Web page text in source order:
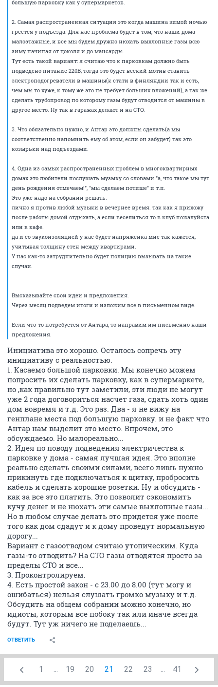
большую парковку как у супермаркетов.
2. Самая распространенная ситуация это когда машина зимой ночью
греется у подъезда. Для нас проблема будет в том, что наши дома
малоэтажные, и все мы будем дружно нюхать выхлопные газы всю
зиму начиная от цоколя и до мансарды.
Тут есть такой вариант: я считаю что к парковкам должно быть
подведено питание 220В, тогда это будет веский мотив ставить
электроподогреватели в машины(к стати в финляндии так и есть,
чем мы то хуже, к тому же это не требует больших вложений), а так же
сделать трубопровод по которому газы будут отводится от машины в
другое место. Ну так в гаражах делают и на СТО.
3. Что обязательно нужно, и Антар это должны сделать(а мы
соответственно напомнить ему об этом, если он забудет) так это
козырьки над подъездами.
4. Одна из самых распространенных проблем в многоквартирных
домах это любители послушать музыку со словами "а, что такое мы тут
день рождения отмечаем!", "мы сделаем потише" и т.п.
Это уже надо на собрании решать.
лично я против любой музыки в вечернее время. так как я прихожу
после работы домой отдыхать, а если веселиться то в клуб пожалуйста
или в кафе.
да и со звукоизоляцией у нас будет напряженка мне так кажется,
учитывая толщину стен между квартирами.
У нас как-то затруднительно будет полицию вызывать на такие
случаи.
Высказывайте свои идеи и предложения.
Через месяц подведем итоги и изложим все в письменном виде.
Если что-то потребуется от Антара, то направим им письменно наши
предложения.
Инициатива это хорошо. Осталось сопречь эту
инициативу с реальностью.
1. Касаемо большой парковки. Мы конечно можем
попросить их сделать парковку, как в супермаркете,
но ,как правильно тут заметили, эти люди не могут
уже 2 года договориться насчет газа, сдать хоть один
дом вовремя и т.д. Это раз. Два - я не вижу на
генплане места под большую парковку. и не факт что
Антар нам выделит это место. Впрочем, это
обсуждаемо. Но малореально...
2. Идея по поводу подведения электричества к
парковке у дома - самая лучшая идея. Это вполне
реально сделать своими силами, всего лишь нужно
прикинуть где подключаться к щитку, пробросить
кабель и сделать хорошие розетки. Ну и обсудить -
как за все это платить. Это позволит сэкономить
кучу денег и не нюхать эти самые выхлопные газы...
Но в любом случае делать это придется уже после
того как дом сдадут и к дому проведут нормальную
дорогу...
Вариант с газоотводом считаю утопическим. Куда
газы-то отводить? На СТО газы отводятся просто за
пределы СТО и все...
3. Проконтролируем.
4. Есть простой закон - с 23.00 до 8.00 (тут могу и
ошибаться) нельзя слушать громко музыку и т.д.
Обсудить на общем собрании можно конечно, но
идиоты, которым все побоку так или иначе всегда
будут. Тут уж ничего не поделаешь...
ОТВЕТИТЬ
1 ... 19 20 21 22 23 ... 41